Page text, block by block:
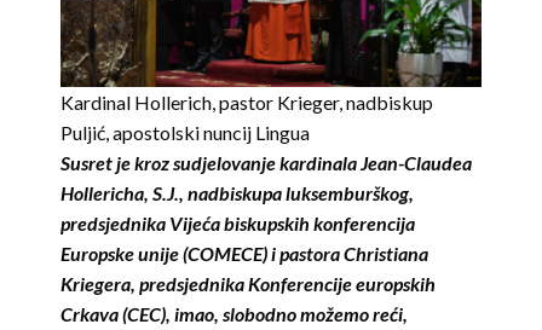
Kardinal Hollerich, pastor Krieger, nadbiskup
Puljić, apostolski nuncij Lingua
Susret je kroz sudjelovanje kardinala Jean-Claudea
Hollericha, S.J., nadbiskupa luksemburškog,
predsjednika Vijeća biskupskih konferencija
Europske unije (COMECE) i pastora Christiana
Kriegera, predsjednika Konferencije europskih
Crkava (CEC), imao, slobodno možemo reći,